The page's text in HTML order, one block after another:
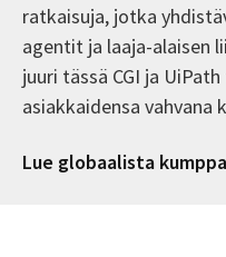
ratkaisuja, jotka
agentit ja laaja-alaisen
juuri tässä CGI ja
asiakkaidensa vahvana
Lue globaalista